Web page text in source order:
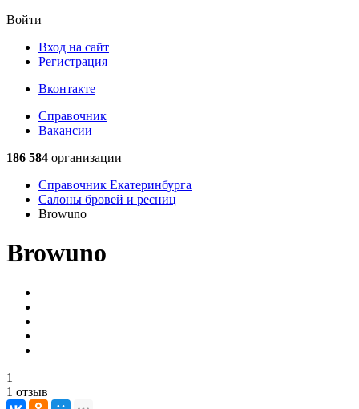
Войти
Вход на сайт
Регистрация
Вконтакте
Справочник
Вакансии
186 584 организации
Справочник Екатеринбурга
Салоны бровей и ресниц
Browuno
Browuno
1
1 отзыв